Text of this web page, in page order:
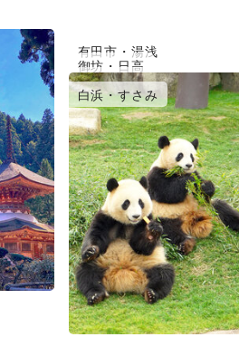
有田市・湯浅
御坊・日高
田辺・龍神温泉
白浜・すさみ